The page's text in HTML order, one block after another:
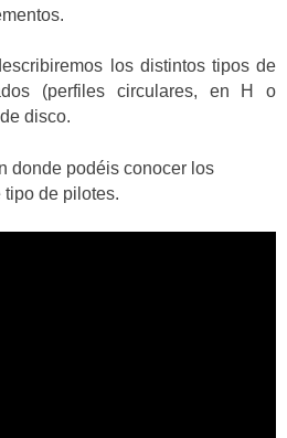
los distintos tipos de
(perfiles circulares, en H o
disco.
donde podéis conocer los
de pilotes.